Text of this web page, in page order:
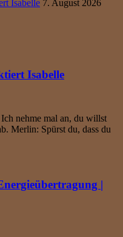
Isabelle 7. August 2026
Isabelle
nehme mal an, du willst
Merlin: Spürst du, dass du
|